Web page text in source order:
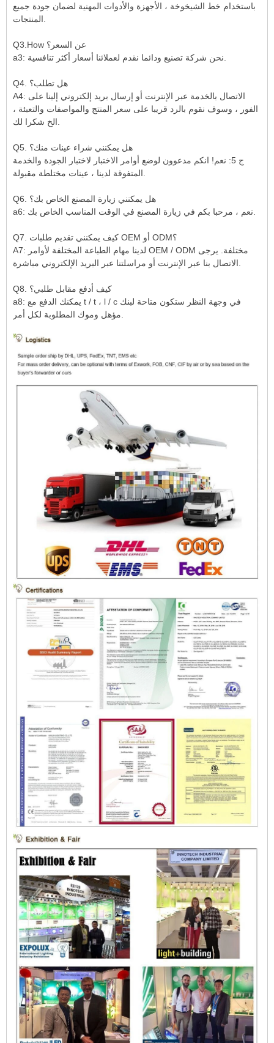
باستخدام خط الشيخوخة ، الأجهزة والأدوات المهنية لضمان جودة جميع
Q3.How عن السعر؟
Q4. هل تطلب؟
A4: الاتصال بالخدمة عبر الإنترنت أو إرسال بريد إلكتروني إلينا على
الفور ، وسوف نقوم بالرد قريبا على سعر المنتج والمواصفات والتعبئة ،
ج 5: نعم! انكم مدعوون لوضع أوامر الاختبار لاختبار الجودة والخدمة
Q6. هل يمكنني زيارة المصنع الخاص بك؟
Q7. كيف يمكنني تقديم طلبات OEM أو ODM؟
A7: لدينا مهام الطباعة المختلفة لأوامر OEM / ODM مختلفة. يرجى
Q8. كيف أدفع مقابل طلبي؟
a8: يمكنك الدفع مع t / t ، l / c في وجهة النظر ستكون متاحة لبنك